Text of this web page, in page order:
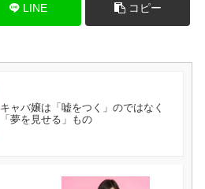
LINE コピー
キャバ嬢は「嘘をつく」のではなく
「夢を見せる」もの